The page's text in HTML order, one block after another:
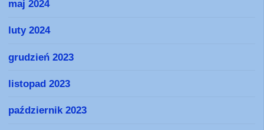
maj 2024
luty 2024
grudzień 2023
listopad 2023
październik 2023